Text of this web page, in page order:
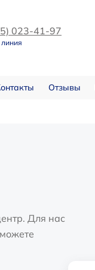
023-41-97
Отзывы
Для нас